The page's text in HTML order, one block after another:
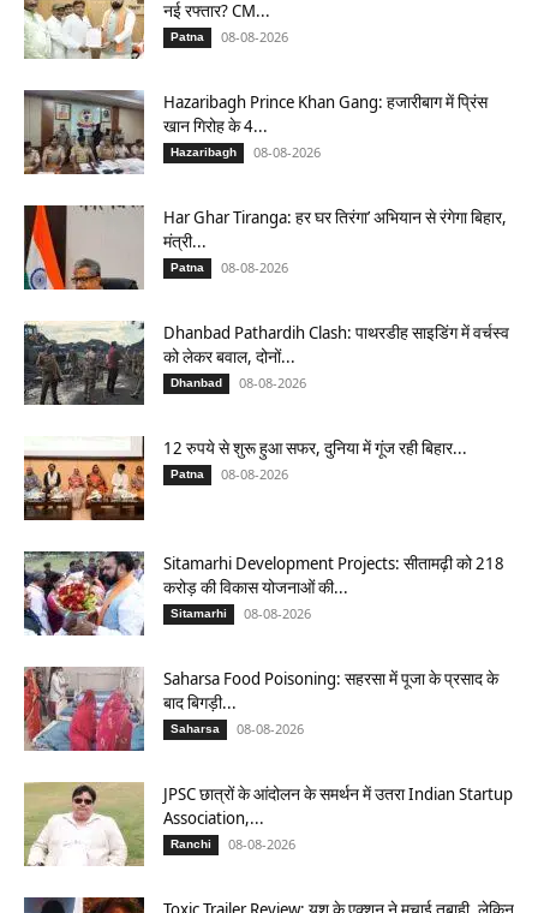
नई रफ्तार? CM...
Patna 08-08-2026
Hazaribagh Prince Khan Gang: हजारीबाग में प्रिंस
खान गिरोह के 4...
Hazaribagh 08-08-2026
Har Ghar Tiranga: हर घर तिरंगा’ अभियान से रंगेगा बिहार,
मंत्री...
Patna 08-08-2026
Dhanbad Pathardih Clash: पाथरडीह साइडिंग में वर्चस्व
को लेकर बवाल, दोनों...
Dhanbad 08-08-2026
12 रुपये से शुरू हुआ सफर, दुनिया में गूंज रही बिहार...
Patna 08-08-2026
Sitamarhi Development Projects: सीतामढ़ी को 218
करोड़ की विकास योजनाओं की...
Sitamarhi 08-08-2026
Saharsa Food Poisoning: सहरसा में पूजा के प्रसाद के
बाद बिगड़ी...
Saharsa 08-08-2026
JPSC छात्रों के आंदोलन के समर्थन में उतरा Indian Startup
Association,...
Ranchi 08-08-2026
Toxic Trailer Review: यश के एक्शन ने मचाई तबाही, लेकिन